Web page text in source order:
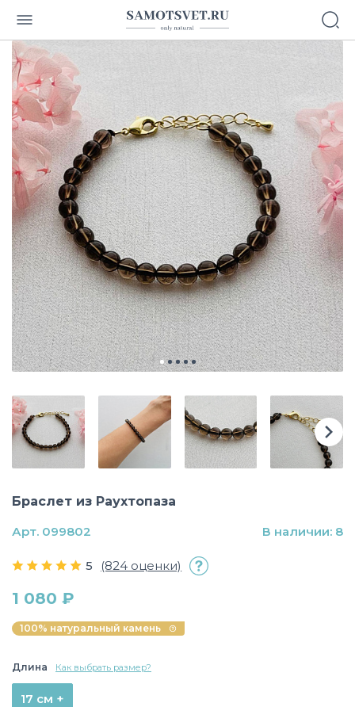
Браслет из Раухтопаза
5 (824 оценки)
1 080 ₽
100% натуральный камень
Длина Как выбрать размер?
17 см +
Арт. 099802 В наличии: 8